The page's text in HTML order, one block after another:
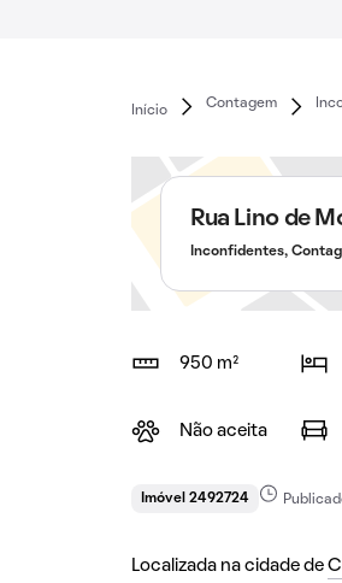
Início
Contagem
Rua Lino de
Inconfidentes,
950 m²
Não aceita
Imóvel 2492724
Localizada na cidade de